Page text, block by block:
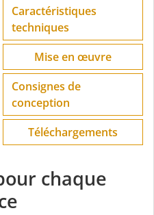
Caractéristiques
techniques
Mise en œuvre
Consignes de
conception
Téléchargements
chaque